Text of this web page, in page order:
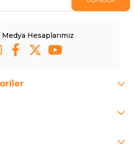
Hesaplarımız